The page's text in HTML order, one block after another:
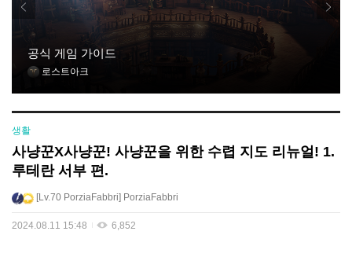
공식 게임 가이드
로스트아크
생활
사냥꾼X사냥꾼! 사냥꾼을 위한 수렵 지도 리뉴얼! 1.
루테란 서부 편.
Lv.70 PorziaFabbri PorziaFabbri
2024.08.11 15:48 6,852